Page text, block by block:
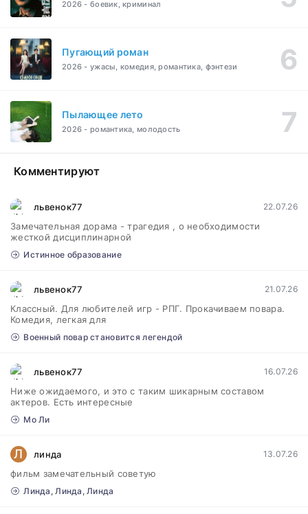
2026 - боевик, криминал
Пугающий роман
2026 - ужасы, комедия, романтика, фэнтези
Пылающее лето
2026 - романтика, молодость
Комментируют
львенок77 22.07.26
Замечательная дорама - трагедия , о необходимости
жесткой дисциплинарной
Истинное образование
львенок77 21.07.26
Классный. Для любителей игр - РПГ. Прокачиваем повара.
Комедия, легкая для
Военный повар становится легендой
львенок77 16.07.26
Ниже ожидаемого, и это с таким шикарным составом
актеров. Есть интересные
Мо Ли
Л линда 13.07.26
фильм замечательный советую
Линда, Линда, Линда